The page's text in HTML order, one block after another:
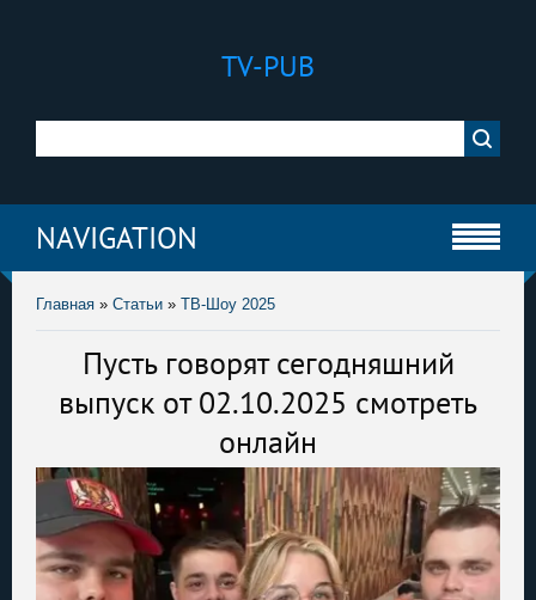
TV-PUB
NAVIGATION
Главная » Статьи » ТВ-Шоу 2025
Пусть говорят сегодняшний
выпуск от 02.10.2025 смотреть
онлайн